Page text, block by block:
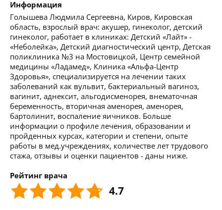
Информация
Голышева Людмила Сергеевна, Киров, Кировская
область, взрослый врач: акушер, гинеколог, детский
гинеколог, работает в клиниках: Детский «Лайт» -
«Неболейка», Детский диагностический центр, Детская
поликлиника №3 на Мостовицкой, Центр семейной
медицины «Ладамед», Клиника «Альфа-Центр
Здоровья», специализируется на лечении таких
заболеваний как вульвит, бактериальный вагиноз,
вагинит, аднексит, альгодисменорея, внематочная
беременность, вторичная аменорея, аменорея,
бартолинит, воспаление яичников. Больше
информации о профиле лечения, образовании и
пройденных курсах, категории и степени, опыте
работы в мед.учреждениях, количестве лет трудового
стажа, отзывы и оценки пациентов - даны ниже.
Рейтинг врача
4.7